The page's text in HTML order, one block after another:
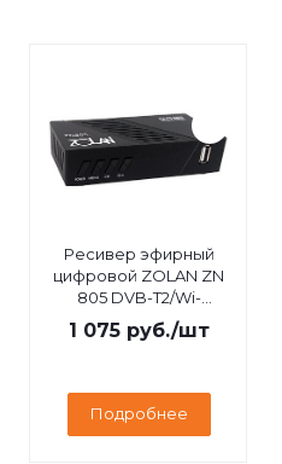
Ресивер эфирный
цифровой ZOLAN ZN
805 DVB-T2/Wi-
Fi/IPTV/MEGOGO/YouTube,
дисплей
1 075руб./шт
Подробнее